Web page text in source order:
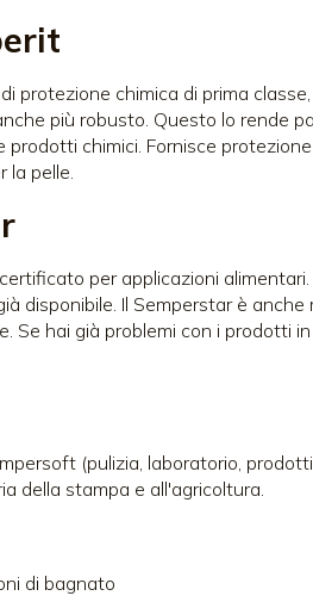
protezione chimica di prima
più robusto. Questo lo rende
chimici. Fornisce
la pelle.
per applicazioni alimentari.
disponibile. Il Semperstar è
Se hai già problemi con i prodotti
(pulizia, laboratorio,
della stampa e all'agricoltura.
di bagnato